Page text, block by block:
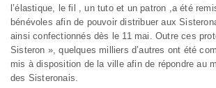
l’élastique, le fil , un tuto et un patron ,a été
bénévoles afin de pouvoir distribuer aux
ainsi confectionnés dès le 11 mai. Outre ces
Sisteron », quelques milliers d’autres ont été
mis à disposition de la ville afin de répondre au
des Sisteronais.